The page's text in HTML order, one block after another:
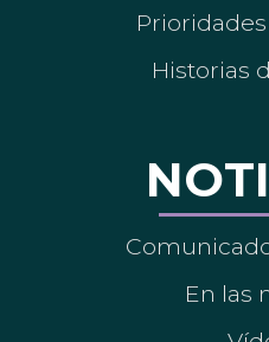
Historias
En las